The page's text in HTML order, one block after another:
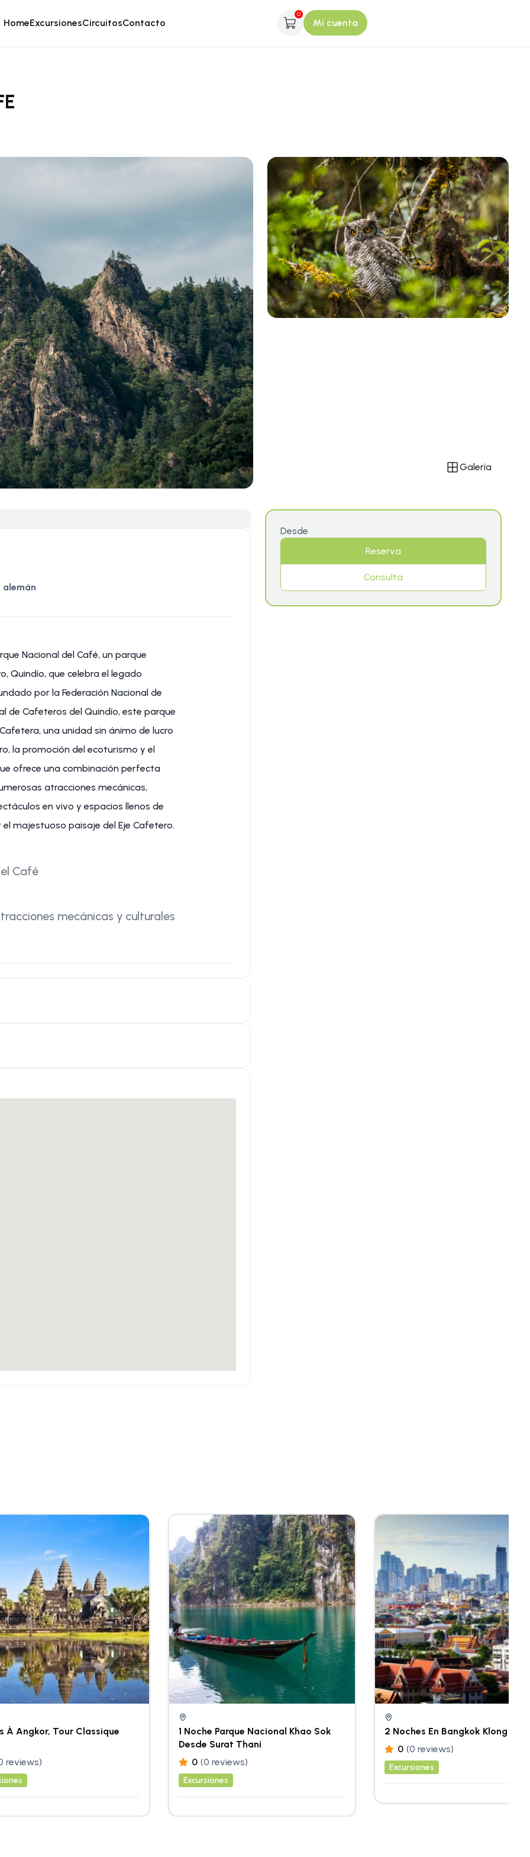
HomeExcursionesCircuitosContacto
0
Mi cuenta
Galería
alemán
Nacional del Café, un parque
Quindío, que celebra el legado
por la Federación Nacional de
de Cafeteros del Quindío, este parque
una unidad sin ánimo de lucro
la promoción del ecoturismo y el
ofrece una combinación perfecta
atracciones mecánicas,
en vivo y espacios llenos de
majestuoso paisaje del Eje Cafetero.
Café
mecánicas y culturales
Desde
Reserva
Consulta
À Angkor, Tour Classique
reviews)
1 Noche Parque Nacional Khao Sok
Desde Surat Thani
0 (0 reviews)
Excursiones
2 Noches En Bangkok Klong Tour
0 (0 reviews)
Excursiones